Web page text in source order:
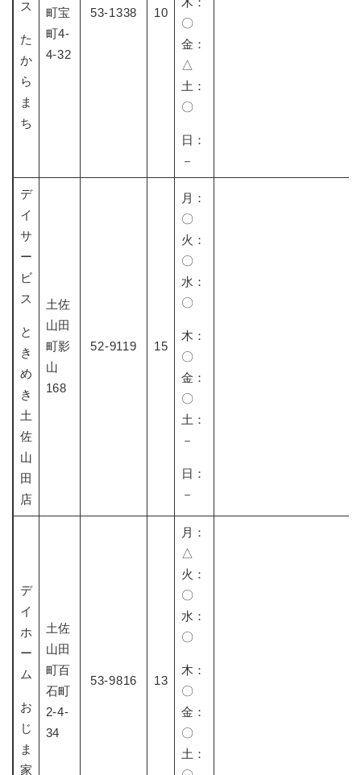
ス
た
か
ら
ま
ち
町宝
町4-
4-32
53-1338 10
〇
金：
△
土：
〇
日：
－
デ
イ
サ
ー
ビ
ス
と
き
め
き
土
佐
山
田
店
土佐
山田
町影
山
168
52-9119 15
月：
〇
火：
〇
水：
〇
木：
〇
金：
〇
土：
－
日：
－
デ
イ
ホ
ー
ム
お
じ
ま
家
土佐
山田
町百
石町
2-4-
34
53-9816 13
月：
△
火：
〇
水：
〇​
​木：
〇
金：
〇
土：